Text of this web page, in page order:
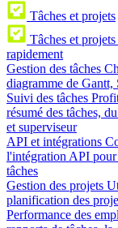
Tâches et projets
Tâches et projets
rapidement
Gestion des tâches
diagramme de Gantt,
Suivi des tâches
résumé des tâches,
et superviseur
API et intégrations
l'intégration API pour
tâches
Gestion des projets
planification des
Performance des